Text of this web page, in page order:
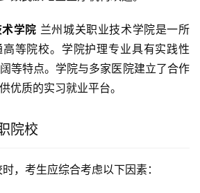
学院 兰州城关职业技术学院是一所
等院校。学院护理专业具有实践性
等特点。学院与多家医院建立了合作
优质的实习就业平台。
院校
，考生应综合考虑以下因素：